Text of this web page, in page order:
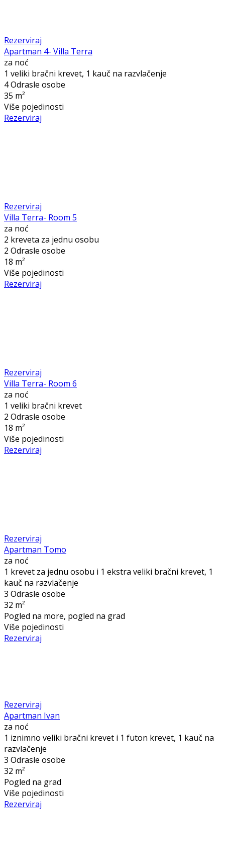
Rezerviraj
Apartman 4- Villa Terra
za noć
1 veliki bračni krevet, 1 kauč na razvlačenje
4 Odrasle osobe
35 m²
Više pojedinosti
Rezerviraj
Rezerviraj
Villa Terra- Room 5
za noć
2 kreveta za jednu osobu
2 Odrasle osobe
18 m²
Više pojedinosti
Rezerviraj
Rezerviraj
Villa Terra- Room 6
za noć
1 veliki bračni krevet
2 Odrasle osobe
18 m²
Više pojedinosti
Rezerviraj
Rezerviraj
Apartman Tomo
za noć
1 krevet za jednu osobu i 1 ekstra veliki bračni krevet, 1
kauč na razvlačenje
3 Odrasle osobe
32 m²
Pogled na more, pogled na grad
Više pojedinosti
Rezerviraj
Rezerviraj
Apartman Ivan
za noć
1 iznimno veliki bračni krevet i 1 futon krevet, 1 kauč na
razvlačenje
3 Odrasle osobe
32 m²
Pogled na grad
Više pojedinosti
Rezerviraj